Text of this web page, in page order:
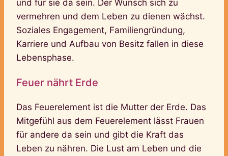
und für sie da sein. Der Wunsch sich zu
vermehren und dem Leben zu dienen wächst.
Soziales Engagement, Familiengründung,
Karriere und Aufbau von Besitz fallen in diese
Lebensphase.
Feuer nährt Erde
Das Feuerelement ist die Mutter der Erde. Das
Mitgefühl aus dem Feuerelement lässt Frauen
für andere da sein und gibt die Kraft das
Leben zu nähren. Die Lust am Leben und die